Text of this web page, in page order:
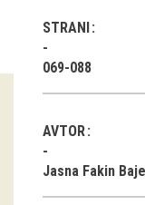
E-razstave
Virtualni
Razstavni
Napovednik
Arhiv razstav
STRANI
069-088
AVTOR
Jasna Fakin